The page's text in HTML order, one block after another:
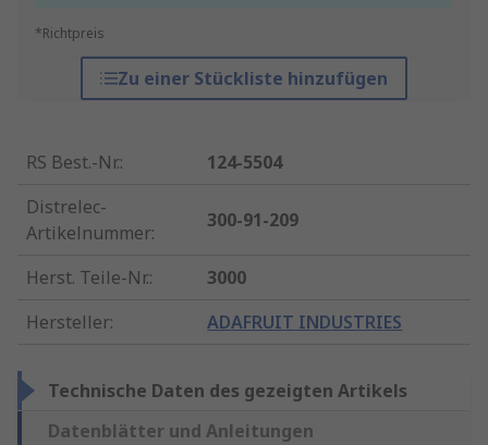
*Richtpreis
Zu einer Stückliste hinzufügen
RS Best.-Nr.:
124-5504
Distrelec-
Artikelnummer:
300-91-209
Herst. Teile-Nr.:
3000
Hersteller: ADAFRUIT INDUSTRIES
Technische Daten des gezeigten Artikels
Datenblätter und Anleitungen